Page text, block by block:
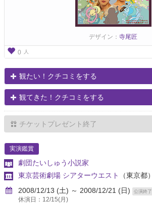
デザイン： 寺尾匠
0 人
観たい！クチコミをする
観てきた！クチコミをする
チケットプレゼント終了
実演鑑賞
劇団たいしゅう小説家
東京芸術劇場 シアターウエスト
（東京都）
2008/12/13 (土) ～ 2008/12/21 (日)
公演終了
休演日：12/15(月)